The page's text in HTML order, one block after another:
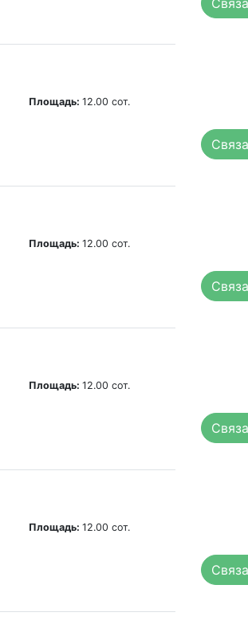
Площадь: 12.00 сот.
Площадь: 12.00 сот.
Площадь: 12.00 сот.
Площадь: 12.00 сот.